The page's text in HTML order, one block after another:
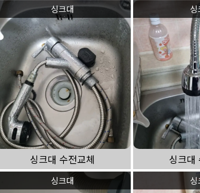
싱크대
싱크대 수전교체
싱
싱크대
싱크대 싱